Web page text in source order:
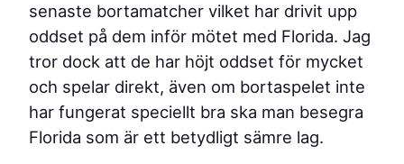
senaste bortamatcher vilket har drivit upp
oddset på dem inför mötet med Florida. Jag
tror dock att de har höjt oddset för mycket
och spelar direkt, även om bortaspelet inte
har fungerat speciellt bra ska man besegra
Florida som är ett betydligt sämre lag.